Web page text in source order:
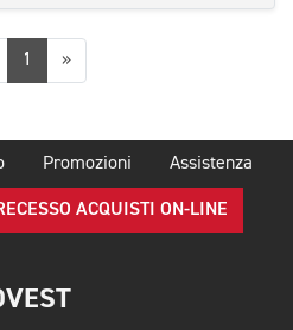
1 »Successiva
Promozioni Assistenza
ACQUISTI ON-LINE